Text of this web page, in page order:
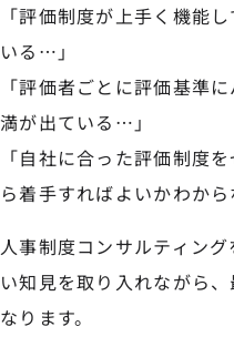
「評価制度が上手く機能
いる…」
「評価者ごとに評価基準
満が出ている…」
「自社に合った評価制度
ら着手すればよいかわから
人事制度コンサルティン
い知見を取り入れながら
なります。